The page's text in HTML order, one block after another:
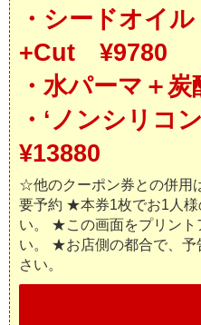
・シードオイ
+Cut ¥9780
・水パーマ＋
・‘ノンシリ
¥13880
☆他のクーポン券との併用
要予約 ★本券1枚でお1人
い。 ★この画面をプリント
い。 ★お店側の都合で、予
さい。